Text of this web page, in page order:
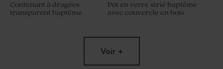
Contenant à dragées
transparent baptême
Pot en verre strié baptême
avec couvercle en bois
Voir +